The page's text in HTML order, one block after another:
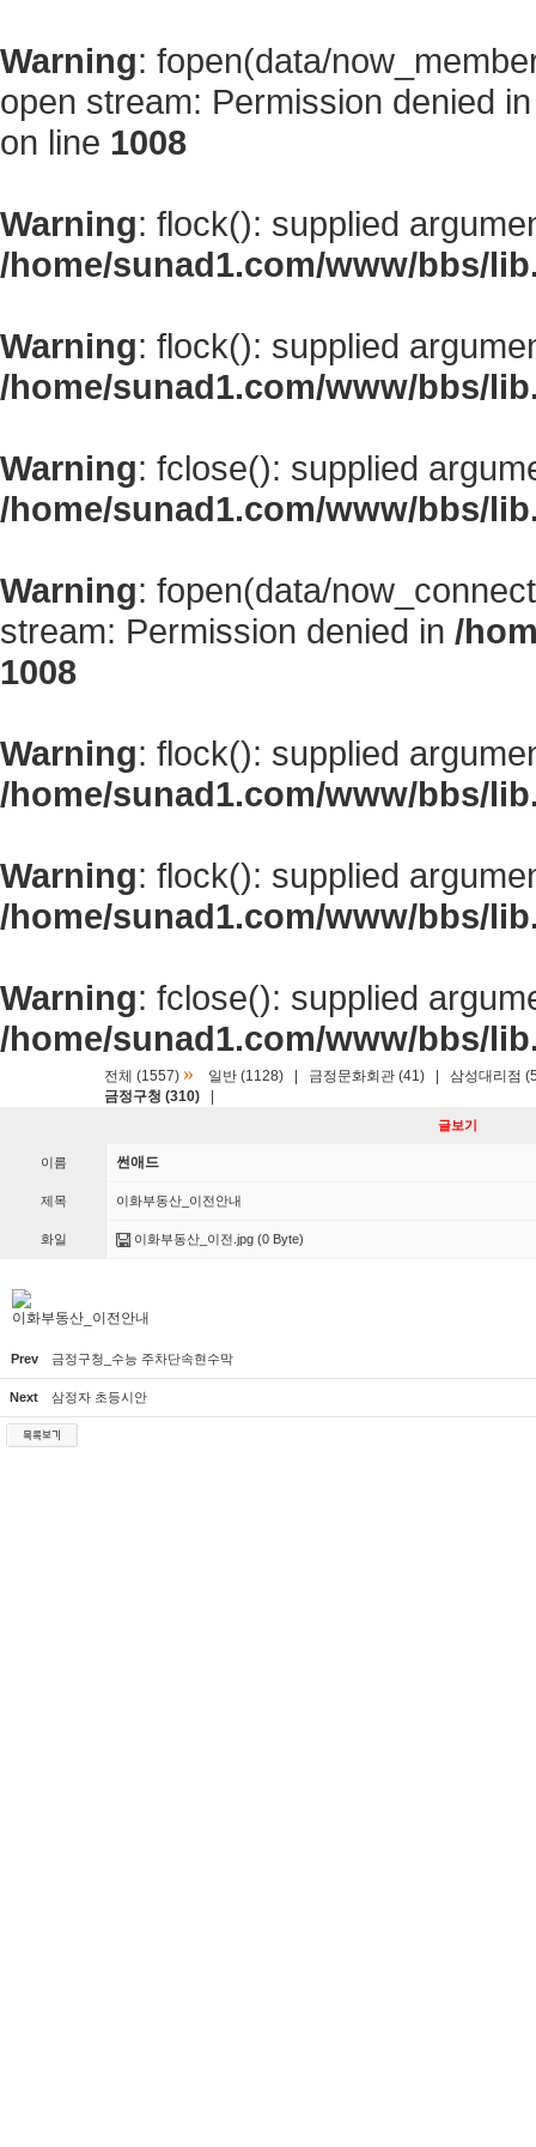
Warning: fopen(data/
open stream: Permission denied
on line 1008
Warning: flock(): supplied
/home/sunad1.com/www/bbs/
Warning: flock(): supplied
/home/sunad1.com/www/bbs/
Warning: fclose(): supplied
/home/sunad1.com/www/bbs/
Warning: fopen(data/
stream: Permission denied in /
1008
Warning: flock(): supplied
/home/sunad1.com/www/bbs/
Warning: flock(): supplied
/home/sunad1.com/www/bbs/
Warning: fclose(): supplied
/home/sunad1.com/www/bbs/
전체 (1557) » 일반 (1128) 금정문화회관 (41)
삼성대리점
금정구청 (310)
글보기
이름 썬애드
제목 이화부동산_이전안내
화일 이화부동산_이전.jpg (0 Byte)
이화부동산_이전안내
Prev 금정구청_수능 주차단속현수막
Next 삼정자 초등시안